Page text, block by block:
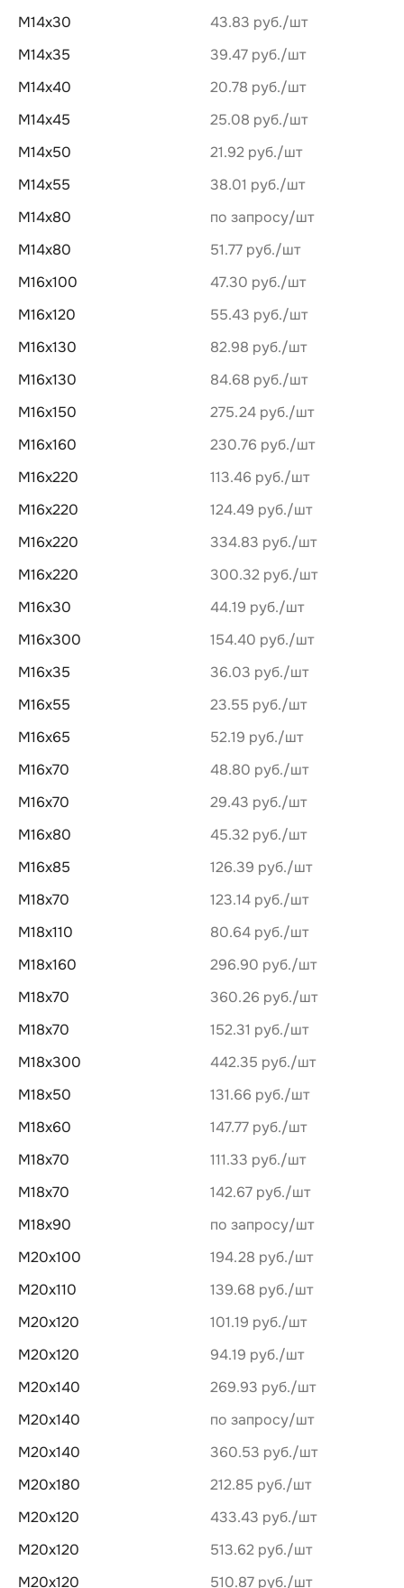
М14х30
43.83 руб.
М14х35
39.47 руб.
М14х40
20.78 руб.
М14х45
25.08 руб.
М14х50
21.92 руб.
М14х55
38.01 руб.
М14х80
по запросу
М14х80
51.77 руб.
М16х100
47.30 руб.
М16х120
55.43 руб.
М16х130
82.98 руб.
М16х130
84.68 руб.
М16х150
275.24 руб.
М16х160
230.76 руб.
М16х220
113.46 руб.
М16х220
124.49 руб.
М16х220
334.83 руб.
М16х220
300.32 руб.
М16х30
44.19 руб.
М16х300
154.40 руб.
М16х35
36.03 руб.
М16х55
23.55 руб.
М16х65
52.19 руб.
М16х70
48.80 руб.
М16х70
29.43 руб.
М16х80
45.32 руб.
М16х85
126.39 руб.
М18х70
123.14 руб.
М18х110
80.64 руб.
М18х160
296.90 руб.
М18х70
360.26 руб.
М18х70
152.31 руб.
М18х300
442.35 руб.
М18х50
131.66 руб.
М18х60
147.77 руб.
М18х70
111.33 руб.
М18х70
142.67 руб.
М18х90
по запросу
М20х100
194.28 руб.
М20х110
139.68 руб.
М20х120
101.19 руб.
М20х120
94.19 руб.
М20х140
269.93 руб.
М20х140
по запросу
М20х140
360.53 руб.
М20х180
212.85 руб.
М20х120
433.43 руб.
М20х120
513.62 руб.
М20х120
510.87 руб.